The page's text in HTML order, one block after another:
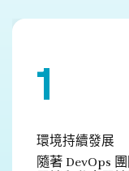
1
環境持續發展
隨著 DevOps